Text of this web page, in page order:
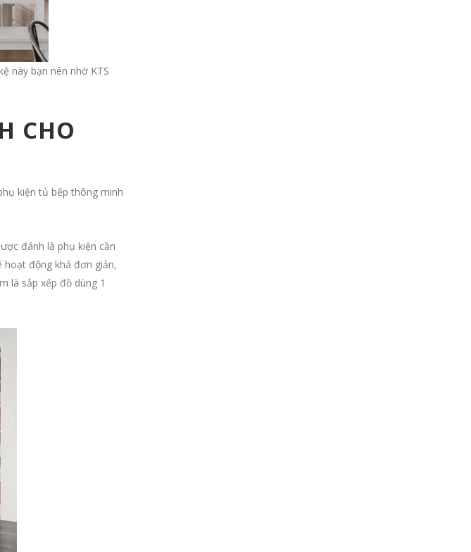
này bạn nên nhờ KTS
CHO
kiện tủ bếp thông minh
đánh là phụ kiện cần
động khá đơn giản,
là sắp xếp đồ dùng 1